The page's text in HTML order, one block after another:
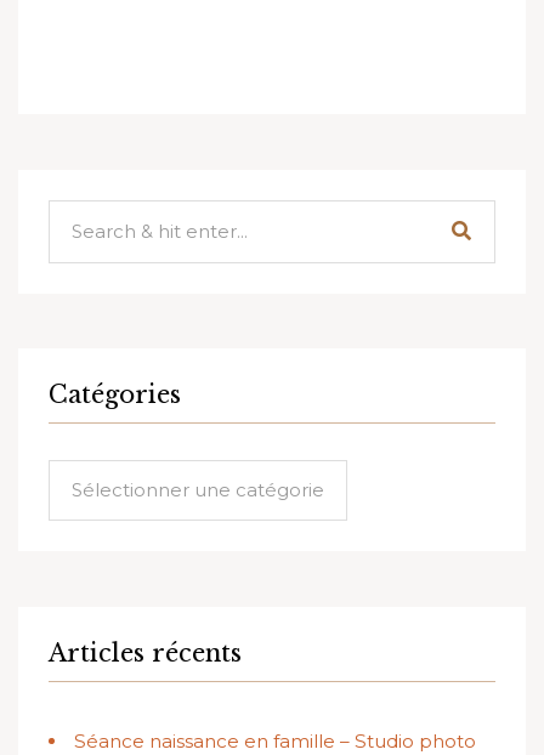
Catégories
Articles récents
Séance naissance en famille – Studio photo